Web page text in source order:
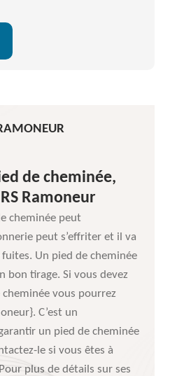
de cheminée,
Ramoneur
cheminée peut
peut s’effriter et il va
Un pied de cheminée
bon tirage. Si vous devez
vous pourrez
C’est un
un pied de cheminée
le si vous êtes à
plus de détails sur ses